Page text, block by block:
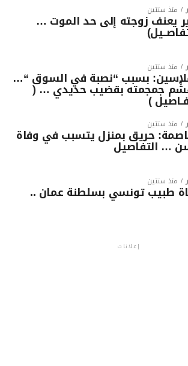
منذ سنتين
يعنف زوجته إلى حد الموت …
منذ سنتين
بسبب “نصبة في السوق “…
جمجمته بقضيب حديدي … (
)
منذ سنتين
حريق بمنزل يتسبب في وفاة
… التفاصيل
منذ سنتين
طبيب تونسي بسلطنة عمان ..
إعلانات